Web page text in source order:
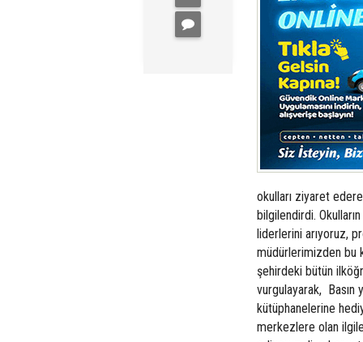
okulları ziyaret
bilgilendirdi.
liderlerini arıyoruz,
müdürlerimizden bu
şehirdeki bütün
vurgulayarak, 
kütüphanelerine
merkezlere olan